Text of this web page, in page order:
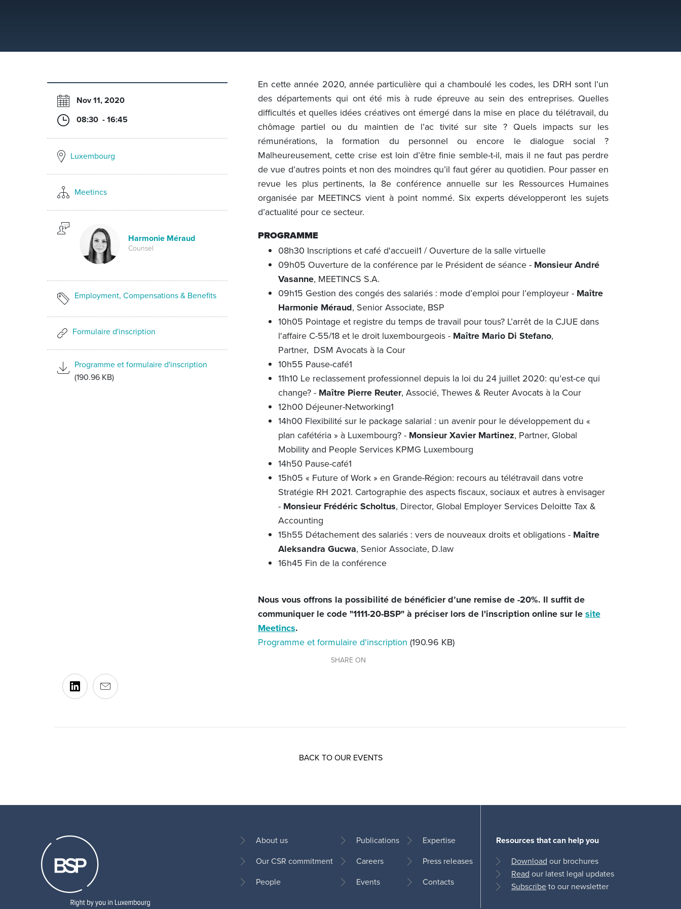
Nov 11, 2020
08:30 - 16:45
Luxembourg
Meetincs
Harmonie Méraud
Counsel
Employment, Compensations & Benefits
Formulaire d'inscription
Programme et formulaire d'inscription
(190.96 KB)
En cette année 2020, année particulière qui a chamboulé les codes, les DRH sont l’un
des départements qui ont été mis à rude épreuve au sein des entreprises. Quelles
difficultés et quelles idées créatives ont émergé dans la mise en place du télétravail, du
chômage partiel ou du maintien de l’ac tivité sur site ? Quels impacts sur les
rémunérations, la formation du personnel ou encore le dialogue social ?
Malheureusement, cette crise est loin d’être finie semble-t-il, mais il ne faut pas perdre
de vue d’autres points et non des moindres qu’il faut gérer au quotidien. Pour passer en
revue les plus pertinents, la 8e conférence annuelle sur les Ressources Humaines
organisée par MEETINCS vient à point nommé. Six experts développeront les sujets
d’actualité pour ce secteur.
PROGRAMME
08h30 Inscriptions et café d'accueil1 / Ouverture de la salle virtuelle
09h05 Ouverture de la conférence par le Président de séance - Monsieur André
Vasanne, MEETINCS S.A.
09h15 Gestion des congés des salariés : mode d’emploi pour l’employeur - Maître
Harmonie Méraud, Senior Associate, BSP
10h05 Pointage et registre du temps de travail pour tous? L’arrêt de la CJUE dans
l'affaire C-55/18 et le droit luxembourgeois - Maître Mario Di Stefano,
Partner, DSM Avocats à la Cour
10h55 Pause-café1
11h10 Le reclassement professionnel depuis la loi du 24 juillet 2020: qu’est-ce qui
change? - Maître Pierre Reuter, Associé, Thewes & Reuter Avocats à la Cour
12h00 Déjeuner-Networking1
14h00 Flexibilité sur le package salarial : un avenir pour le développement du «
plan cafétéria » à Luxembourg? - Monsieur Xavier Martinez, Partner, Global
Mobility and People Services KPMG Luxembourg
14h50 Pause-café1
15h05 « Future of Work » en Grande-Région: recours au télétravail dans votre
Stratégie RH 2021. Cartographie des aspects fiscaux, sociaux et autres à envisager
- Monsieur Frédéric Scholtus, Director, Global Employer Services Deloitte Tax &
Accounting
15h55 Détachement des salariés : vers de nouveaux droits et obligations - Maître
Aleksandra Gucwa, Senior Associate, D.law
16h45 Fin de la conférence
Nous vous offrons la possibilité de bénéficier d’une remise de -20%. Il suffit de
communiquer le code "1111-20-BSP" à préciser lors de l'inscription online sur lesite
Meetincs.
Programme et formulaire d'inscription (190.96 KB)
SHARE ON
BACK TO OUR EVENTS
Footer
About us
Our CSR commitment
People
Publications
Careers
Events
Expertise
Press releases
Contacts
Resources that can help you
Download our brochures
Read our latest legal updates
Subscribeto our newsletter